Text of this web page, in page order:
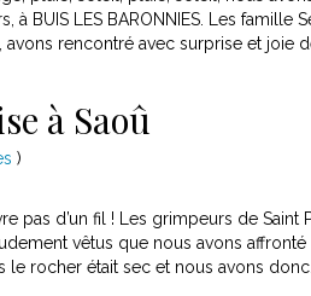
à BUIS LES BARONNIES. Les famille
avons rencontré avec surprise et joie
à Saoû
)
pas d’un fil ! Les grimpeurs de Saint
vêtus que nous avons
le rocher était sec et nous avons donc...